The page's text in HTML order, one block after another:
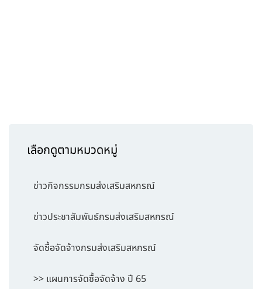
เลือกดูตามหมวดหมู่
ข่าวกิจกรรมกรมส่งเสริมสหกรณ์
ข่าวประชาสัมพันธ์กรมส่งเสริมสหกรณ์
จัดซื้อจัดจ้างกรมส่งเสริมสหกรณ์
>> แผนการจัดซื้อจัดจ้าง ปี 65